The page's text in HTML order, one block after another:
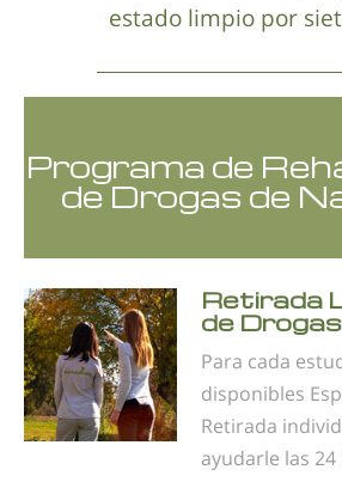
estado limpio por
Programa de
de Drogas de
Retirada
de Drogas
Para cada
disponibles
Retirada
ayudarle las